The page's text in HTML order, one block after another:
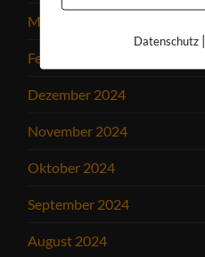
März 2025
Februar 2025
Dezember 2024
November 2024
Oktober 2024
September 2024
August 2024
Datenschutz|